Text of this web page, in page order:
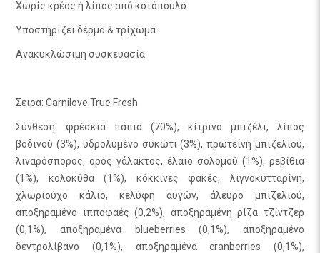
Χωρίς κρέας ή λίπος από κοτόπουλο
Υποστηρίζει δέρμα & τρίχωμα
Ανακυκλώσιμη συσκευασία
Σειρά: Carnilove True Fresh
Σύνθεση: φρέσκια πάπια (70%), κίτρινο μπιζέλι, λίπος
βοδινού (3%), υδρολυμένο συκώτι (3%), πρωτεΐνη μπιζελιού,
λιναρόσπορος, ορός γάλακτος, έλαιο σολομού (1%), ρεβίθια
(1%), κολοκύθα (1%), κόκκινες φακές, λιγνοκυτταρίνη,
χλωριούχο κάλιο, κελύφη αυγών, άλευρο μπιζελιού,
αποξηραμένο ιπποφαές (0,2%), αποξηραμένη ρίζα τζίντζερ
(0,1%), αποξηραμένα blueberries (0,1%), αποξηραμένο
δεντρολίβανο (0,1%), αποξηραμένα cranberries (0,1%),